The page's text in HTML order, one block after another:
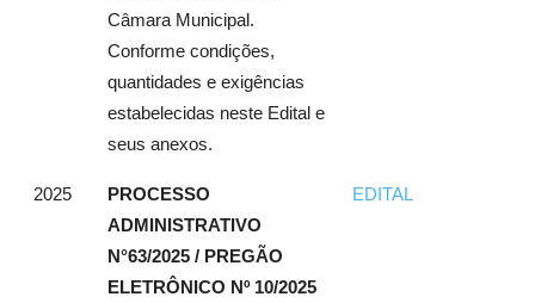
Câmara Municipal.
Conforme condições,
quantidades e exigências
estabelecidas neste Edital e
seus anexos.
2025
PROCESSO
ADMINISTRATIVO
N°63/2025 / PREGÃO
ELETRÔNICO Nº 10/2025
EDITAL